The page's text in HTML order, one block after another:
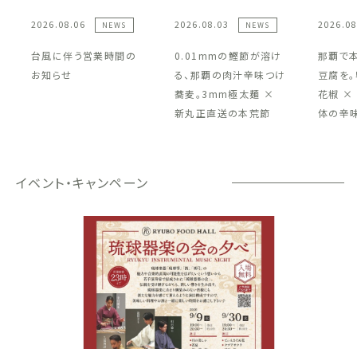
2026.08.06 NEWS
台風に伴う営業時間の
お知らせ
2026.08.03 NEWS
0.01mmの鰹節が溶け
る、那覇の肉汁辛味つけ
蕎麦。3mm極太麺 ×
新丸正直送の本荒節
那覇で
豆腐を
花椒 ×
体の辛
イベント・キャンペーン